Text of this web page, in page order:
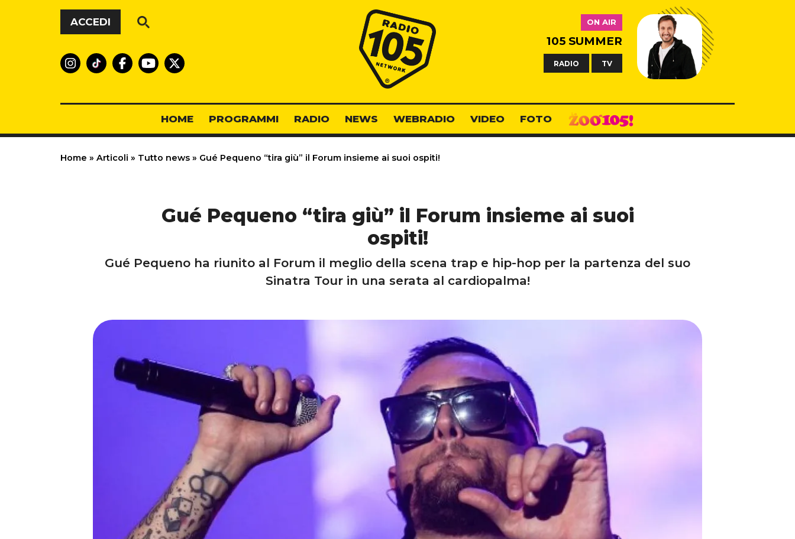
Vai al contenuto
ACCEDI
Radio 105
ON AIR
105 SUMMER
RADIO TV
HOME PROGRAMMI RADIO NEWS WEBRADIO VIDEO FOTO
Home » Articoli » Tutto news » Gué Pequeno “tira giù” il Forum insieme ai suoi ospiti!
Gué Pequeno “tira giù” il Forum insieme ai suoi
ospiti!
Gué Pequeno ha riunito al Forum il meglio della scena trap e hip-hop per la partenza del suo
Sinatra Tour in una serata al cardiopalma!